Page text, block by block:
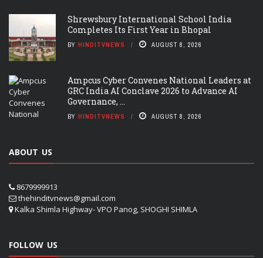
Shrewsbury International School India
Completes Its First Year in Bhopal
BY HINDITVNEWS AUGUST 8, 2026
Ampcus Cyber Convenes National Leaders at
GRC India AI Conclave 2026 to Advance AI
Governance, ...
BY HINDITVNEWS AUGUST 8, 2026
ABOUT US
8679999913
thehinditvnews@gmail.com
Kalka Shimla Highway- VPO Panog, SHOGHI SHIMLA
FOLLOW US